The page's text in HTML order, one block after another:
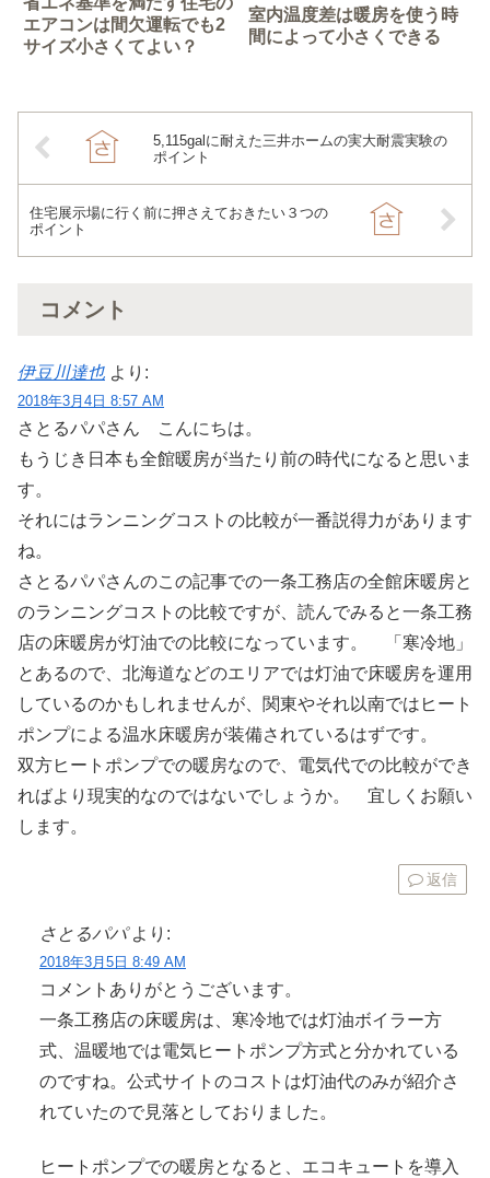
エアコンは間欠運転でも2
サイズ小さくてよい？
室内温度差は暖房を使う時
間によって小さくできる
5,115galに耐えた三井ホームの実大耐震実験の
ポイント
住宅展示場に行く前に押さえておきたい３つの
ポイント
コメント
伊豆川達也 より:
2018年3月4日 8:57 AM
さとるパパさん こんにちは。
もうじき日本も全館暖房が当たり前の時代になると思いま
す。
それにはランニングコストの比較が一番説得力があります
ね。
さとるパパさんのこの記事での一条工務店の全館床暖房と
のランニングコストの比較ですが、読んでみると一条工務
店の床暖房が灯油での比較になっています。 「寒冷地」
とあるので、北海道などのエリアでは灯油で床暖房を運用
しているのかもしれませんが、関東やそれ以南ではヒート
ポンプによる温水床暖房が装備されているはずです。
双方ヒートポンプでの暖房なので、電気代での比較ができ
ればより現実的なのではないでしょうか。 宜しくお願い
します。
返信
さとるパパ より:
2018年3月5日 8:49 AM
コメントありがとうございます。
一条工務店の床暖房は、寒冷地では灯油ボイラー方
式、温暖地では電気ヒートポンプ方式と分かれている
のですね。公式サイトのコストは灯油代のみが紹介さ
れていたので見落としておりました。
ヒートポンプでの暖房となると、エコキュートを導入